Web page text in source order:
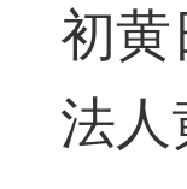
初黄
法